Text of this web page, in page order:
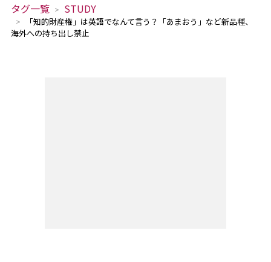
タグ一覧 STUDY
「知的財産権」は英語でなんて言う？「あまおう」など新品種、
海外への持ち出し禁止